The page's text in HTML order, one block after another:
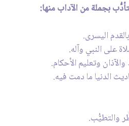
بجملة من الآداب منها:
اليسرى.
على النبي وآله.
وتعليم الأحكام.
الدنيا ما دمت فيه.
والتطيُّب.